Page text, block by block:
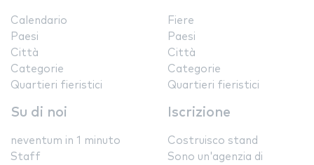
Calendario
Paesi
Città
Categorie
Quartieri fieristici
Fiere
Paesi
Città
Categorie
Quartieri fieristici
Su di noi
neventum in 1 minuto
Staff
Iscrizione
Costruisco stand
Sono un'agenzia di